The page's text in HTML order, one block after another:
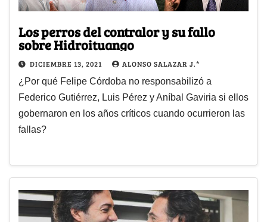
Los perros del contralor y su fallo
sobre Hidroituango
DICIEMBRE 13, 2021 ALONSO SALAZAR J.*
¿Por qué Felipe Córdoba no responsabilizó a
Federico Gutiérrez, Luis Pérez y Aníbal Gaviria si ellos
gobernaron en los años críticos cuando ocurrieron las
fallas?